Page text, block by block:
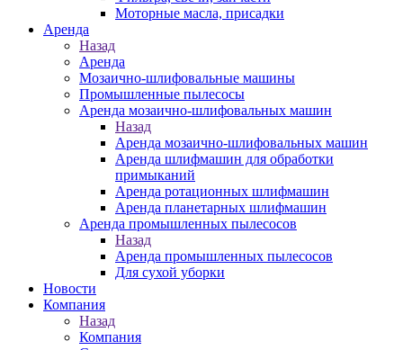
Моторные масла, присадки
Аренда
Назад
Аренда
Мозаично-шлифовальные машины
Промышленные пылесосы
Аренда мозаично-шлифовальных машин
Назад
Аренда мозаично-шлифовальных машин
Аренда шлифмашин для обработки
примыканий
Аренда ротационных шлифмашин
Аренда планетарных шлифмашин
Аренда промышленных пылесосов
Назад
Аренда промышленных пылесосов
Для сухой уборки
Новости
Компания
Назад
Компания